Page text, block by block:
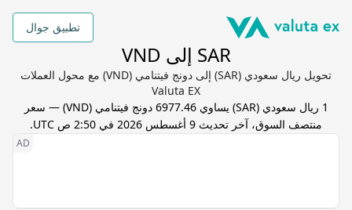
تطبيق جوال
SAR إلى VND
تحويل ريال سعودي (SAR) إلى دونج فيتنامي (VND) مع محول العملات
Valuta EX
1 ريال سعودي (
SAR) يساوي6977.46 دونج فيتنامي (
VND) — سعر
منتصف السوق، آخر تحديث 9 أغسطس 2026 في 2:50 ص UTC .